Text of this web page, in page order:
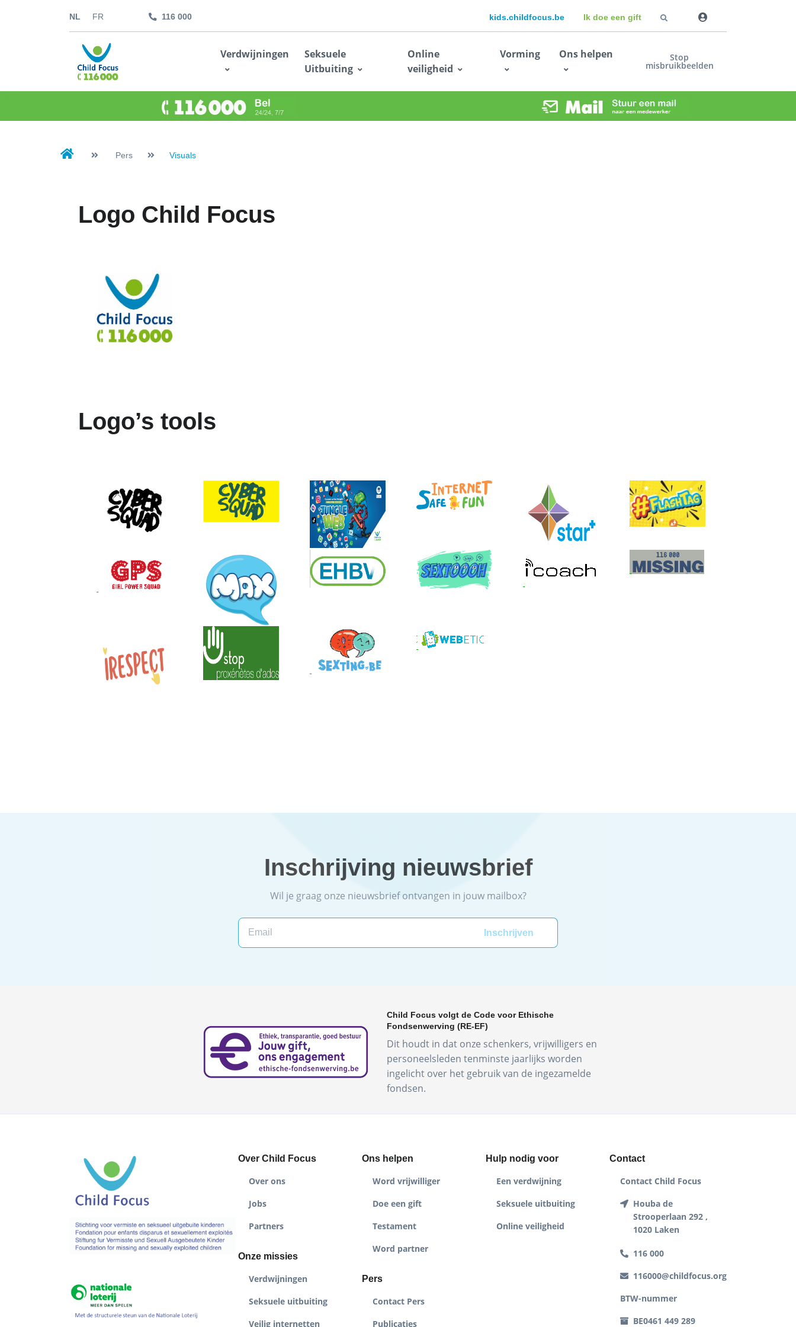
NL FR 116 000 kids.childfocus.be Ik doe een gift
Verdwijningen
Seksuele
Uitbuiting
Online
veiligheid
Vorming Ons helpen Stop
misbruikbeelden
Pers Visuals
Logo Child Focus
Logo’s tools
Inschrijving nieuwsbrief
Wil je graag onze nieuwsbrief ontvangen in jouw mailbox?
Email
Child Focus volgt de Code voor Ethische
Fondsenwerving (RE-EF)
Dit houdt in dat onze schenkers, vrijwilligers en
personeelsleden tenminste jaarlijks worden
ingelicht over het gebruik van de ingezamelde
fondsen.
Over Child Focus
Over ons
Jobs
Partners
Onze missies
Verdwijningen
Seksuele uitbuiting
Veilig internetten
Ons helpen
Word vrijwilliger
Doe een gift
Testament
Word partner
Pers
Contact Pers
Publicaties
Hulp nodig voor
Een verdwijning
Seksuele uitbuiting
Online veiligheid
Contact
Contact Child Focus
Houba de
Strooperlaan 292 ,
1020 Laken
116 000
116000@childfocus.org
BTW-nummer
BE0461 449 289